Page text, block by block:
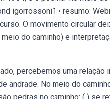
igorrossoni1 • resumo:
O movimento circular
do caminho) e
percebemos uma relação
andrade. No meio do
pedras no caminho: ( ) se